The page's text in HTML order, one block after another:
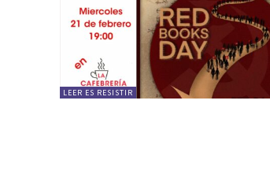
LEER ES RESISTIR